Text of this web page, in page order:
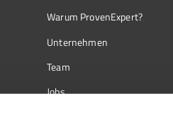
Warum ProvenExpert?
Unternehmen
Team
Jobs